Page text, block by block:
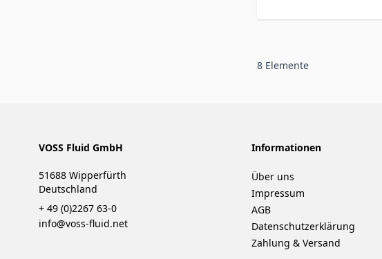
8 Elemente
VOSS Fluid GmbH
51688 Wipperfürth
Deutschland
+ 49 (0)2267 63-0
info@voss-fluid.net
Informationen
Über uns
Impressum
AGB
Datenschutzerklärung
Zahlung & Versand